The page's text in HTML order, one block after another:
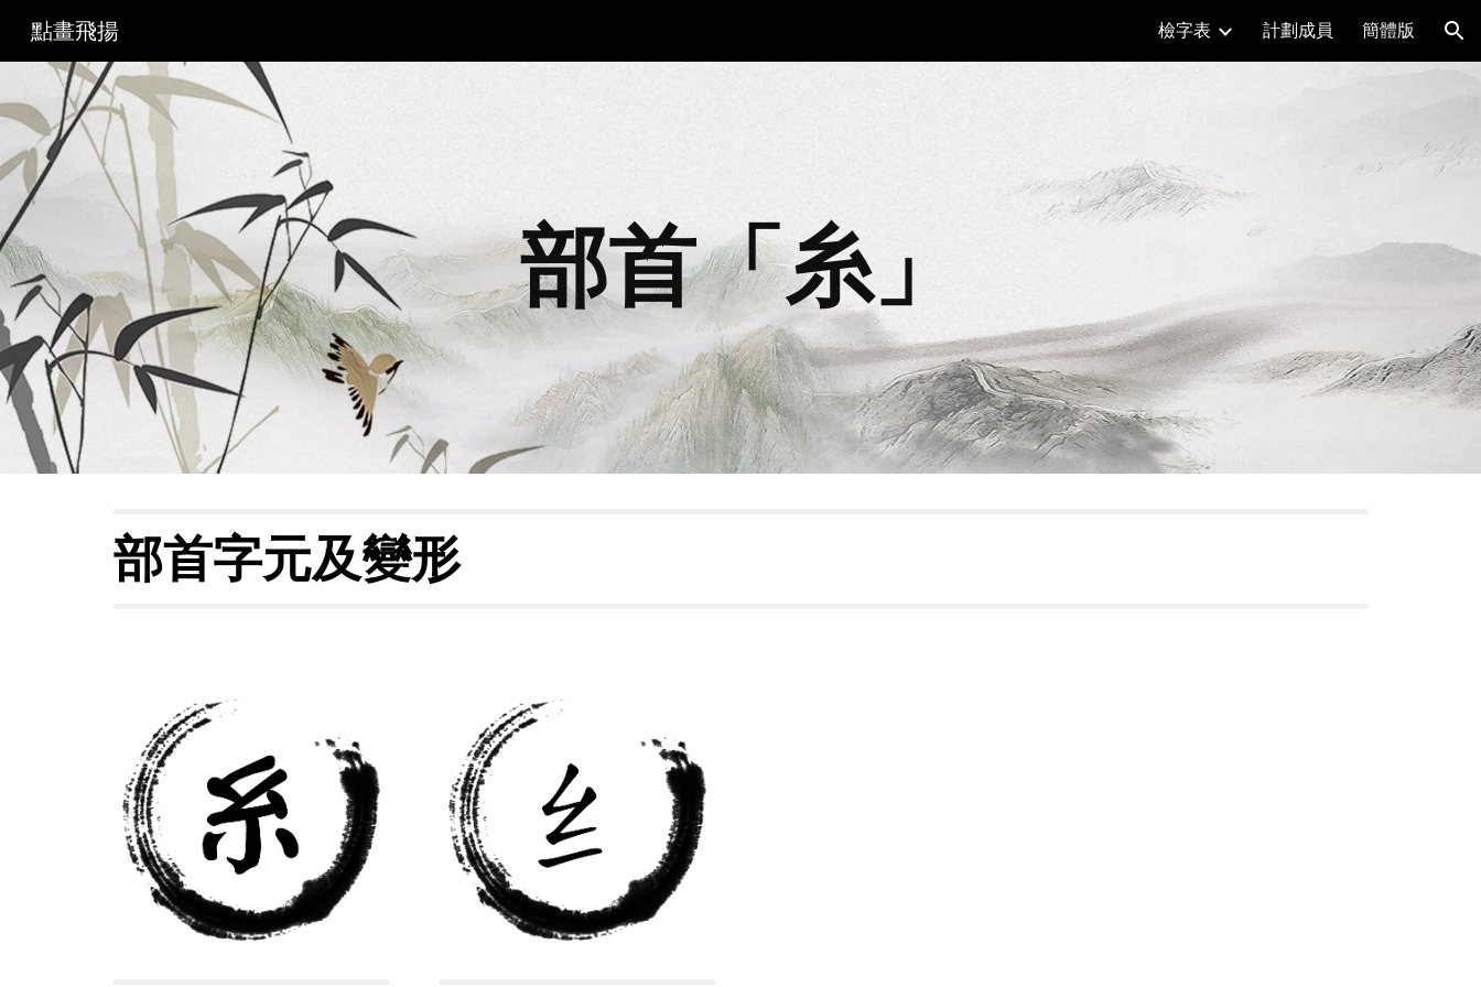
點畫飛揚 檢字表 計劃成員 簡體版
部首「糸」
部首字元及變形